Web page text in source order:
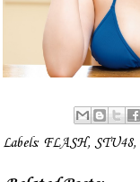
Labels: FLASH, STU48,